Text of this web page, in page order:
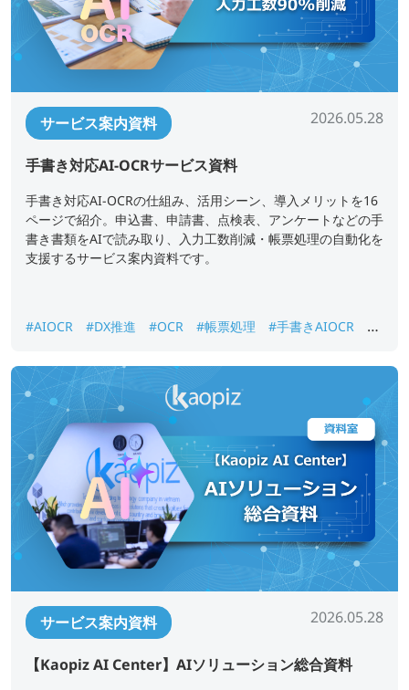
サービス案内資料 2026.05.28
手書き対応AI-OCRサービス資料
手書き対応AI-OCRの仕組み、活用シーン、導入メリットを16
ページで紹介。申込書、申請書、点検表、アンケートなどの手
書き書類をAIで読み取り、入力工数削減・帳票処理の自動化を
支援するサービス案内資料です。
#AIOCR #DX推進 #OCR #帳票処理 #手書きAIOCR
#
サービス案内資料 2026.05.28
【Kaopiz AI Center】AIソリューション総合資料